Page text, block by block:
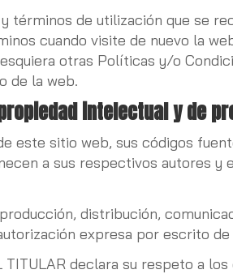
términos de utilización que se
cuando visite de nuevo la
otras Políticas y/o
de la web.
intelectual y de
este sitio web, sus códigos
a sus respectivos autores
distribución,
expresa por escrito
TITULAR declara su respeto a